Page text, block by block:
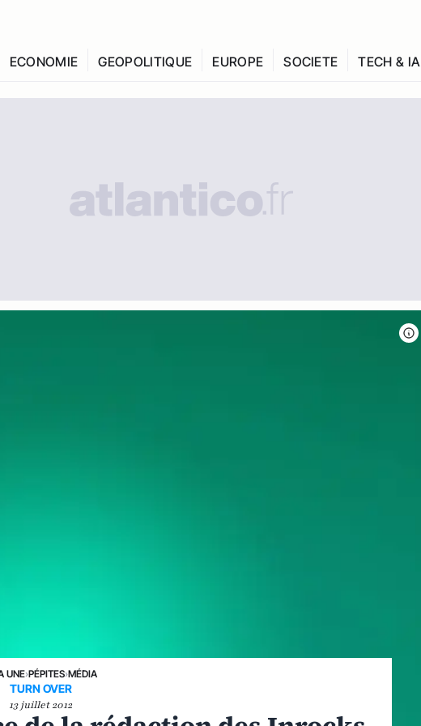
ECONOMIE GEOPOLITIQUE EUROPE SOCIETE TECH & IA
UNE›PÉPITES›MÉDIA
TURN OVER
13 juillet 2012